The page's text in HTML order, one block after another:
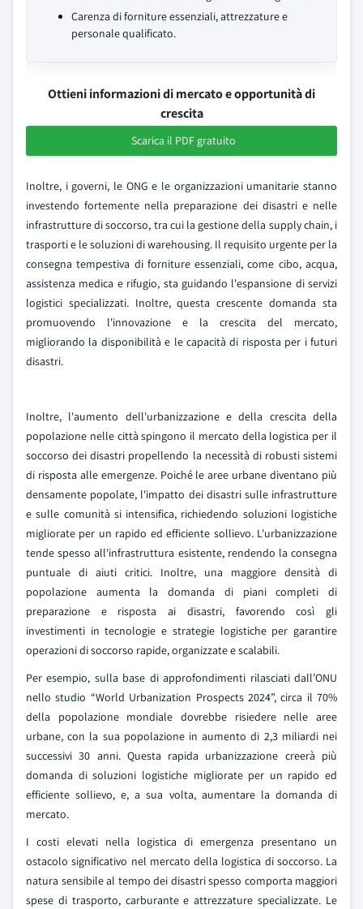
Carenza di forniture essenziali, attrezzature e
personale qualificato.
Ottieni informazioni di mercato e opportunità di
crescita
Scarica il PDF gratuito
Inoltre, i governi, le ONG e le organizzazioni umanitarie stanno
investendo fortemente nella preparazione dei disastri e nelle
infrastrutture di soccorso, tra cui la gestione della supply chain, i
trasporti e le soluzioni di warehousing. Il requisito urgente per la
consegna tempestiva di forniture essenziali, come cibo, acqua,
assistenza medica e rifugio, sta guidando l'espansione di servizi
logistici specializzati. Inoltre, questa crescente domanda sta
promuovendo l'innovazione e la crescita del mercato,
migliorando la disponibilità e le capacità di risposta per i futuri
disastri.
Inoltre, l'aumento dell'urbanizzazione e della crescita della
popolazione nelle città spingono il mercato della logistica per il
soccorso dei disastri propellendo la necessità di robusti sistemi
di risposta alle emergenze. Poiché le aree urbane diventano più
densamente popolate, l'impatto dei disastri sulle infrastrutture
e sulle comunità si intensifica, richiedendo soluzioni logistiche
migliorate per un rapido ed efficiente sollievo. L'urbanizzazione
tende spesso all'infrastruttura esistente, rendendo la consegna
puntuale di aiuti critici. Inoltre, una maggiore densità di
popolazione aumenta la domanda di piani completi di
preparazione e risposta ai disastri, favorendo così gli
investimenti in tecnologie e strategie logistiche per garantire
operazioni di soccorso rapide, organizzate e scalabili.
Per esempio, sulla base di approfondimenti rilasciati dall’ONU
nello studio “World Urbanization Prospects 2024”, circa il 70%
della popolazione mondiale dovrebbe risiedere nelle aree
urbane, con la sua popolazione in aumento di 2,3 miliardi nei
successivi 30 anni. Questa rapida urbanizzazione creerà più
domanda di soluzioni logistiche migliorate per un rapido ed
efficiente sollievo, e, a sua volta, aumentare la domanda di
mercato.
I costi elevati nella logistica di emergenza presentano un
ostacolo significativo nel mercato della logistica di soccorso. La
natura sensibile al tempo dei disastri spesso comporta maggiori
spese di trasporto, carburante e attrezzature specializzate. Le